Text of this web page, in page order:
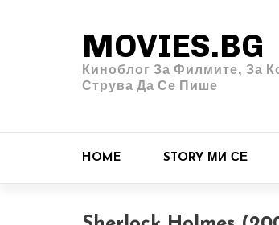
MOVIES.BG
Киноблог За Филмите, За
Струва Да Се Пише
HOME STORY МИ СЕ